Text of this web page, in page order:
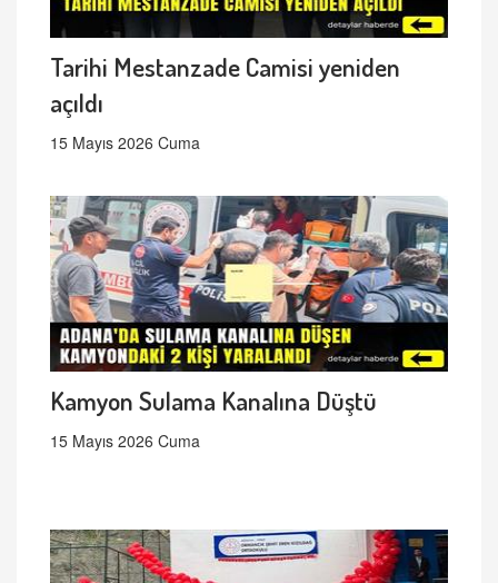
Tarihi Mestanzade Camisi yeniden
açıldı
15 Mayıs 2026 Cuma
Kamyon Sulama Kanalına Düştü
15 Mayıs 2026 Cuma